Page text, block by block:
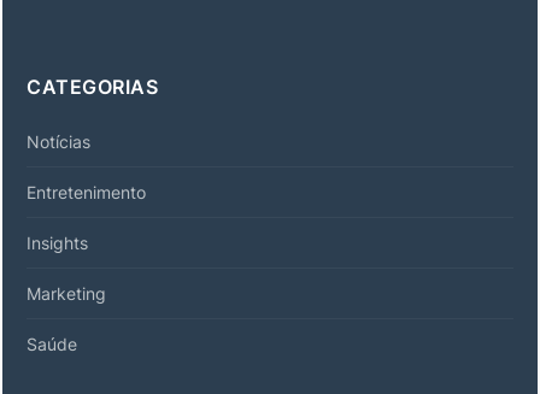
CATEGORIAS
Notícias
Entretenimento
Insights
Marketing
Saúde